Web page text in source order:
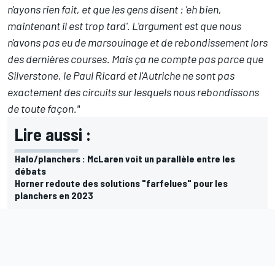
n'ayons rien fait, et que les gens disent : 'eh bien,
maintenant il est trop tard'. L'argument est que nous
n'avons pas eu de marsouinage et de rebondissement lors
des dernières courses. Mais ça ne compte pas parce que
Silverstone, le Paul Ricard et l'Autriche ne sont pas
exactement des circuits sur lesquels nous rebondissons
de toute façon."
Lire aussi :
Halo/planchers : McLaren voit un parallèle entre les
débats
Horner redoute des solutions "farfelues" pour les
planchers en 2023